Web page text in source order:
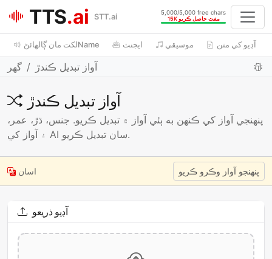
TTS.ai STT.ai
5,000/5,000 free chars
15K مفت حاصل ڪريو
لکت مان ڳالھائڻName ايجنٽ موسيقي آڊيو کي متن
گھر آواز تبديل ڪندڙ
آواز تبديل ڪندڙ
پنھنجي آواز کي ڪنھن به ٻئي آواز ۾ تبديل ڪريو. جنس، ڌڙ، عمر،
۽ آواز کي AI سان تبديل ڪريو.
اسان پنھنجو آواز وڪرو ڪريو
آڊيو ذريعو